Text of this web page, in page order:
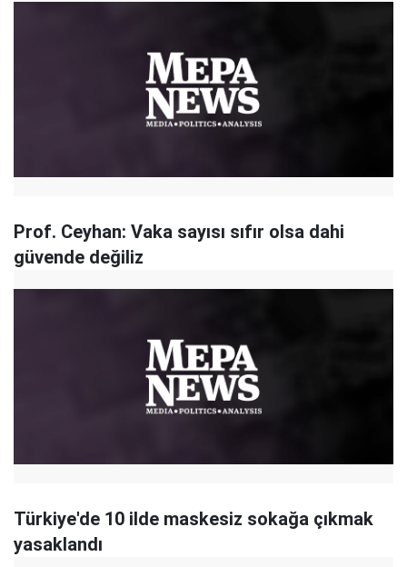
Prof. Ceyhan: Vaka sayısı sıfır olsa dahi
güvende değiliz
Türkiye'de 10 ilde maskesiz sokağa çıkmak
yasaklandı